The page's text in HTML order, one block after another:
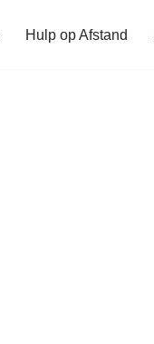
Hulp op Afstand